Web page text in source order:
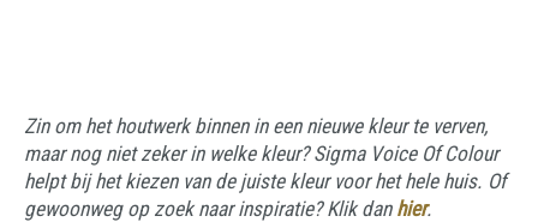
Zin om het houtwerk binnen in een nieuwe kleur te verven,
maar nog niet zeker in welke kleur? Sigma Voice Of Colour
helpt bij het kiezen van de juiste kleur voor het hele huis. Of
gewoonweg op zoek naar inspiratie? Klik dan hier.